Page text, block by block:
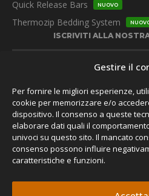
Gestire il
Per fornire le migliori esperienze,
cookie per memorizzare e/o
dispositivo. Il consenso a queste
elaborare dati quali il
univoci su questo sito. Il mancato
consenso possono influire
caratteristiche e funzioni.
Quick Release Bars
NUOVO
Thermozip Bedding System
ISCRIVITI ALLA